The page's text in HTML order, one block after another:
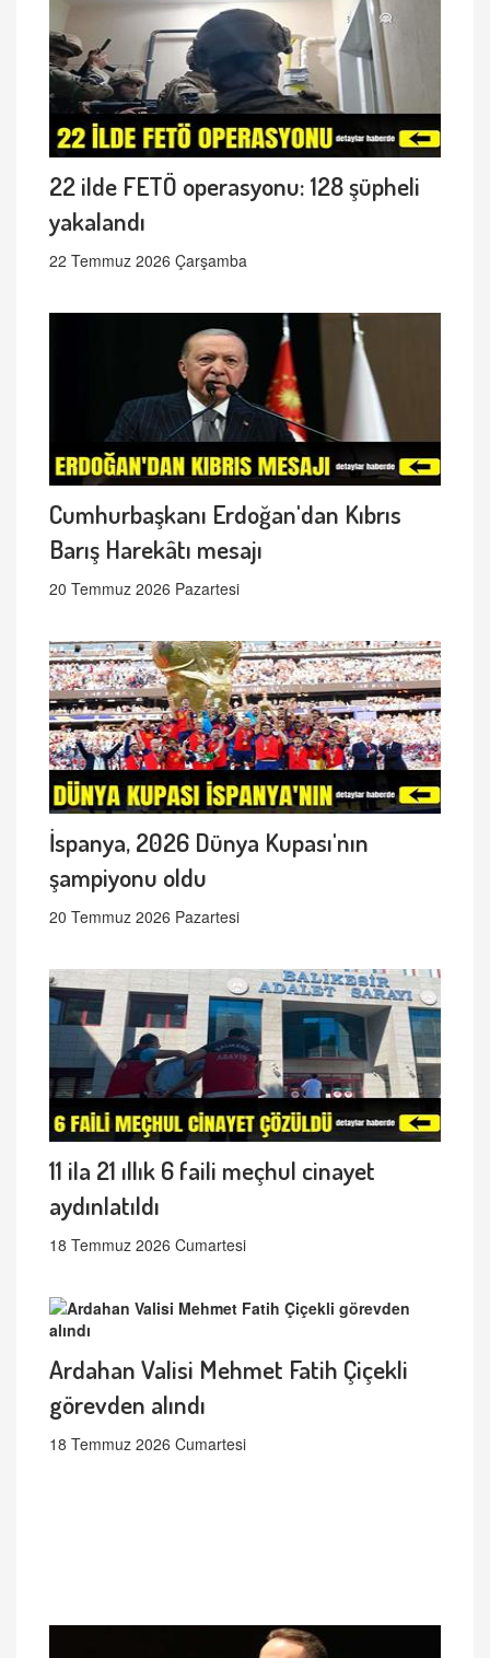
22 ilde FETÖ operasyonu: 128 şüpheli
yakalandı
22 Temmuz 2026 Çarşamba
Cumhurbaşkanı Erdoğan'dan Kıbrıs
Barış Harekâtı mesajı
20 Temmuz 2026 Pazartesi
İspanya, 2026 Dünya Kupası'nın
şampiyonu oldu
20 Temmuz 2026 Pazartesi
11 ila 21 ıllık 6 faili meçhul cinayet
aydınlatıldı
18 Temmuz 2026 Cumartesi
Ardahan Valisi Mehmet Fatih Çiçekli
görevden alındı
18 Temmuz 2026 Cumartesi